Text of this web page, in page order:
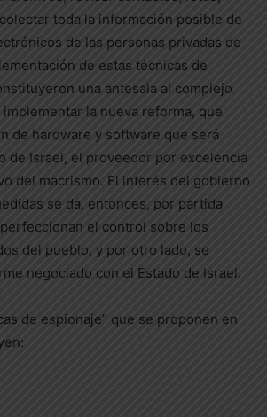
toda la información posible de
de las personas privadas de
de estas técnicas de
una antesala al complejo
la nueva reforma, que
de hardware y software que será
de Israel, el proveedor por excelencia
del macrismo. El interés del gobierno
se da, entonces, por partida
el control sobre los
del pueblo, y por otro lado, se
negociado con el Estado de Israel.
de espionaje” que se proponen en